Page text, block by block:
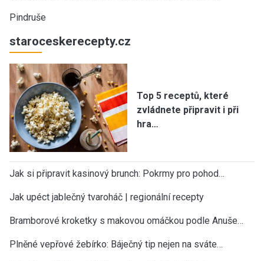
Pindruše
staroceskerecepty.cz
Top 5 receptů, které
zvládnete připravit i při
hra…
Jak si připravit kasinový brunch: Pokrmy pro pohod…
Jak upéct jablečný tvaroháč | regionální recepty
Bramborové kroketky s makovou omáčkou podle Anuše…
Plněné vepřové žebírko: Báječný tip nejen na sváte…